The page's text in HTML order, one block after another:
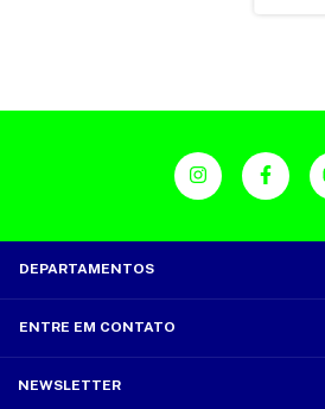
DEPARTAMENTOS
ENTRE EM CONTATO
NEWSLETTER